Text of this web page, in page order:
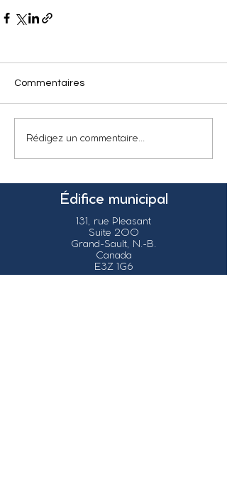
Commentaires
Rédigez un commentaire...
Édifice municipal
131, rue Pleasant
Suite 200
Grand-Sault, N.-B.
Canada
E3Z 1G6